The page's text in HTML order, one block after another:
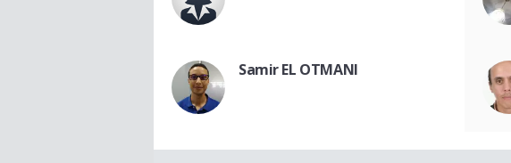
Samir EL OTMANI